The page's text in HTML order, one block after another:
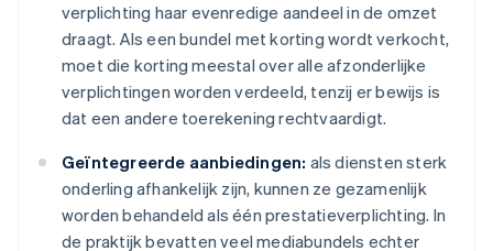
verplichting haar evenredige aandeel in de omzet
draagt. Als een bundel met korting wordt verkocht,
moet die korting meestal over alle afzonderlijke
verplichtingen worden verdeeld, tenzij er bewijs is
dat een andere toerekening rechtvaardigt.
Geïntegreerde aanbiedingen: als diensten sterk
onderling afhankelijk zijn, kunnen ze gezamenlijk
worden behandeld als één prestatieverplichting. In
de praktijk bevatten veel mediabundels echter